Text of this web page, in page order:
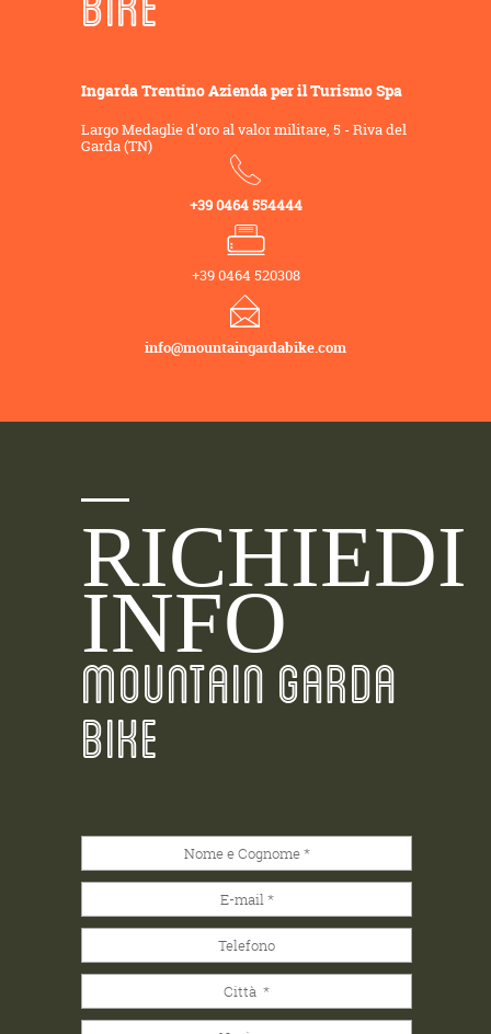
Ingarda Trentino Azienda per il Turismo Spa
Largo Medaglie d'oro al valor militare, 5 - Riva del
Garda (TN)
+39 0464 554444
+39 0464 520308
info@mountaingardabike.com
RICHIEDI
INFO
MOUNTAIN GARDA
BIKE